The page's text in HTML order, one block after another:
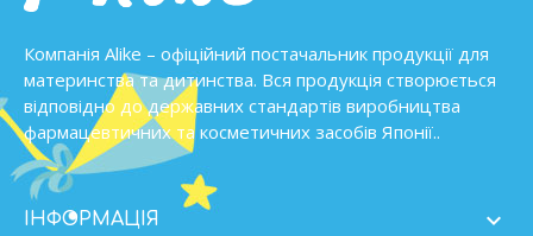
Компанія Alike – офіційний постачальник продукції для
материнства та дитинства. Вся продукція створюється
відповідно до державних стандартів виробництва
фармацевтичних та косметичних засобів Японії..
ІНФОРМАЦІЯ 